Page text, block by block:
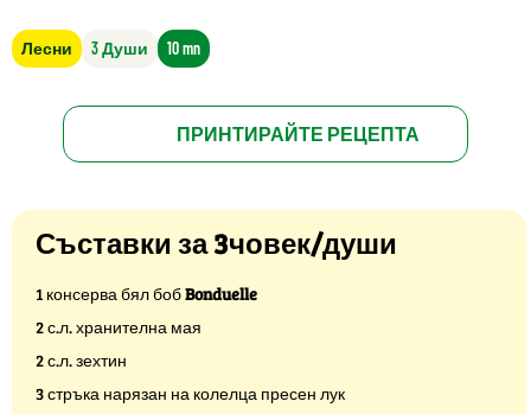
Лесни 3 Души 10 mn
ПРИНТИРАЙТЕ РЕЦЕПТА
Съставки за 3човек/души
1 консерва бял бобBonduelle
2 с.л. хранителна мая
2 с.л. зехтин
3 стръка нарязан на колелца пресен лук